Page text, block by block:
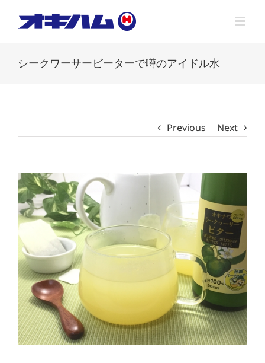
シークワーサービーターで噂のアイドル水
Previous Next
View
Larger
Image